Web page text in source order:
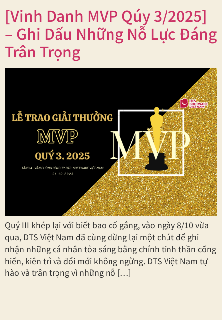
[Vinh Danh MVP Qúy 3/2025]
– Ghi Dấu Những Nỗ Lực Đáng
Trân Trọng
Quý III khép lại với biết bao cố gắng, vào ngày 8/10 vừa
qua, DTS Việt Nam đã cùng dừng lại một chút để ghi
nhận những cá nhân tỏa sáng bằng chính tinh thần cống
hiến, kiên trì và đổi mới không ngừng. DTS Việt Nam tự
hào và trân trọng vì những nỗ […]